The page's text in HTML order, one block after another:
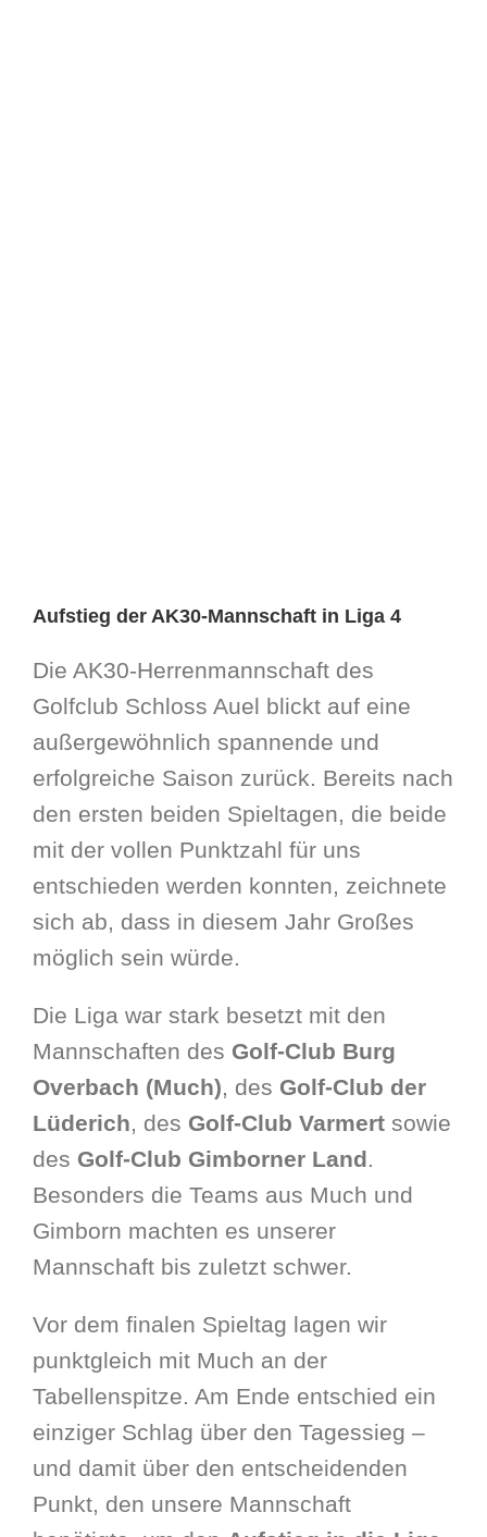
Aufstieg der AK30-Mannschaft in Liga 4
Die AK30-Herrenmannschaft des
Golfclub Schloss Auel blickt auf eine
außergewöhnlich spannende und
erfolgreiche Saison zurück. Bereits nach
den ersten beiden Spieltagen, die beide
mit der vollen Punktzahl für uns
entschieden werden konnten, zeichnete
sich ab, dass in diesem Jahr Großes
möglich sein würde.
Die Liga war stark besetzt mit den
Mannschaften des Golf-Club Burg
Overbach (Much), des Golf-Club der
Lüderich, des Golf-Club Varmert sowie
des Golf-Club Gimborner Land.
Besonders die Teams aus Much und
Gimborn machten es unserer
Mannschaft bis zuletzt schwer.
Vor dem finalen Spieltag lagen wir
punktgleich mit Much an der
Tabellenspitze. Am Ende entschied ein
einziger Schlag über den Tagessieg –
und damit über den entscheidenden
Punkt, den unsere Mannschaft